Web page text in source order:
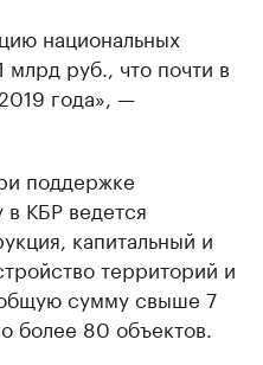
национальных
млрд руб., что почти в
года», —
поддержке
в КБР ведется
капитальный и
территорий и
сумму свыше 7
более 80 объектов.